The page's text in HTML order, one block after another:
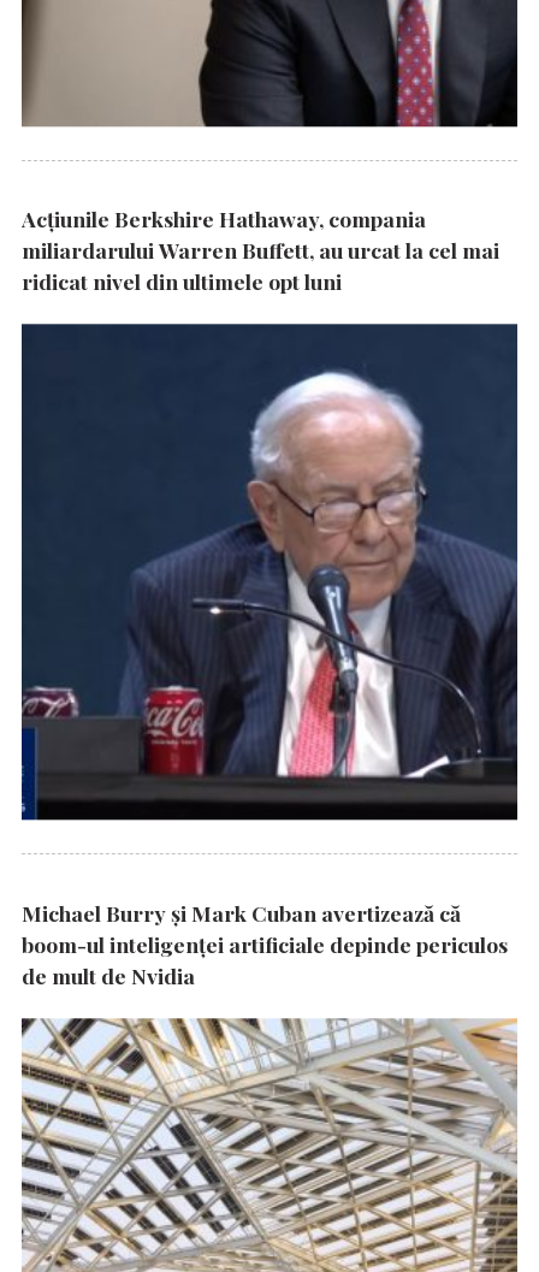
Acțiunile Berkshire Hathaway, compania
miliardarului Warren Buffett, au urcat la cel mai
ridicat nivel din ultimele opt luni
Michael Burry și Mark Cuban avertizează că
boom-ul inteligenței artificiale depinde periculos
de mult de Nvidia